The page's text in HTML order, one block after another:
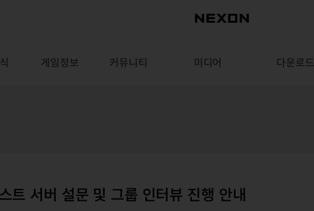
게임정보 커뮤니티 미디어 다운로드
트 서버 설문 및 그룹 인터뷰 진행 안내